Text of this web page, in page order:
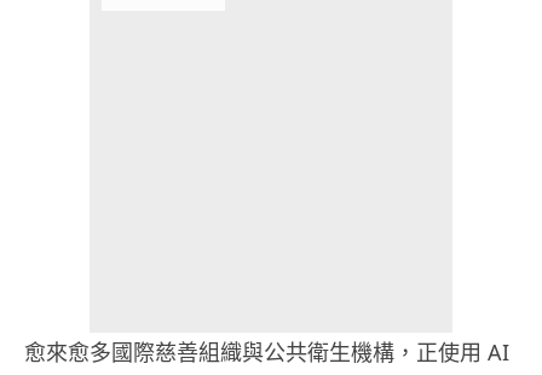
愈來愈多國際慈善組織與公共衛生機構，正使用 AI